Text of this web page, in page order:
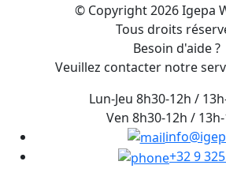
© Copyright 2026 Igepa
Tous droits
Besoin d'aide ?
Veuillez contacter notre
Lun-Jeu 8h30-12h /
Ven 8h30-12h /
+32 9